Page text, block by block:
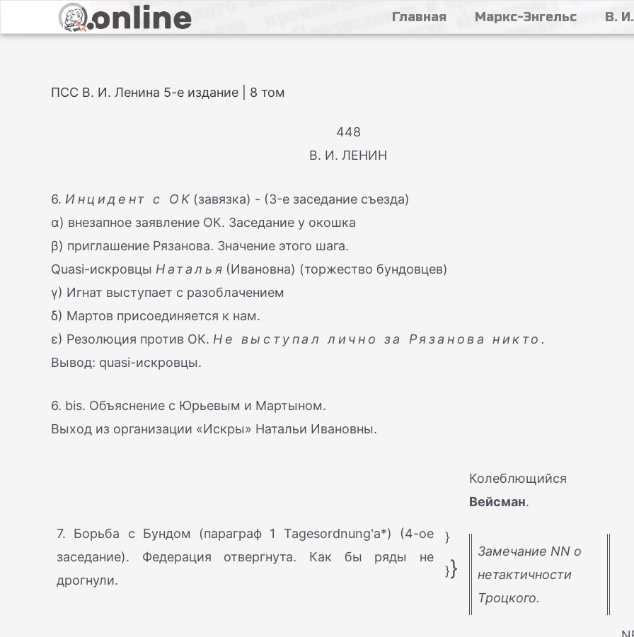
Главная Маркс-Энгельс В.
ПСС В. И. Ленина 5-е издание | 8 том
448
В. И. ЛЕНИН
6. Инцидент с OK (завязка) - (3-е заседание съезда)
α) внезапное заявление ОК. Заседание у окошка
β) приглашение Рязанова. Значение этого шага.
Quasi-искровцы Наталья(Ивановна) (торжество бундовцев)
γ) Игнат выступает с разоблачением
δ) Мартов присоединяется к нам.
ε) Резолюция против ОК. Не выступал лично за Рязанова никто.
Вывод: quasi-искровцы.
6. bis. Объяснение с Юрьевым и Мартыном.
Выход из организации «Искры» Натальи Ивановны.
7. Борьба с Бундом (параграф 1 Tagesordnung'a*) (4-ое
заседание). Федерация отвергнута. Как бы ряды не
дрогнули.
}
}}
Колеблющийся
Вейсман.
Замечание NN о
нетактичности
Троцкого.